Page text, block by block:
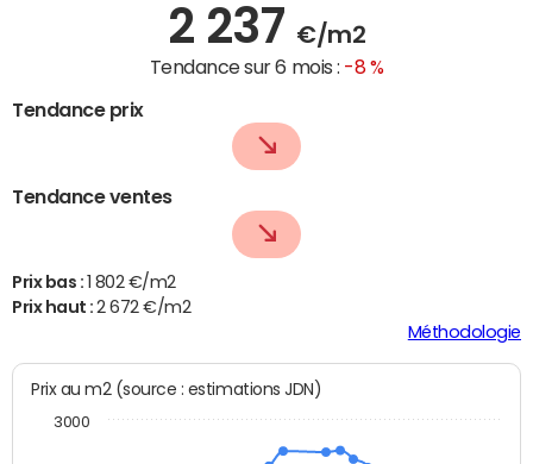
2 237 €/m2
Tendance sur 6 mois : -8 %
Tendance prix
Tendance ventes
Prix bas :
1 802 €/m2
Prix haut :2 672 €/m2
Méthodologie
Prix au m2 (source : estimations JDN)
3000